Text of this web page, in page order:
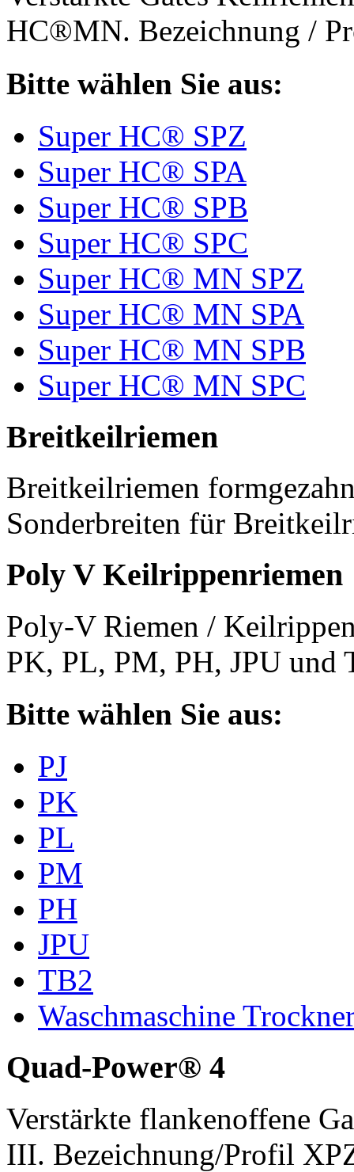
HC®MN. Bezeichnung /
Bitte wählen Sie aus:
Super HC® SPZ
Super HC® SPA
Super HC® SPB
Super HC® SPC
Super HC® MN SPZ
Super HC® MN SPA
Super HC® MN SPB
Super HC® MN SPC
Breitkeilriemen
Breitkeilriemen
Sonderbreiten für
Poly V Keilrippenriemen
Poly-V Riemen /
PK, PL, PM, PH, JPU und
Bitte wählen Sie aus:
PJ
PK
PL
PM
PH
JPU
TB2
Waschmaschine
Quad-Power® 4
Verstärkte flankenoffene
III. Bezeichnung/Profil